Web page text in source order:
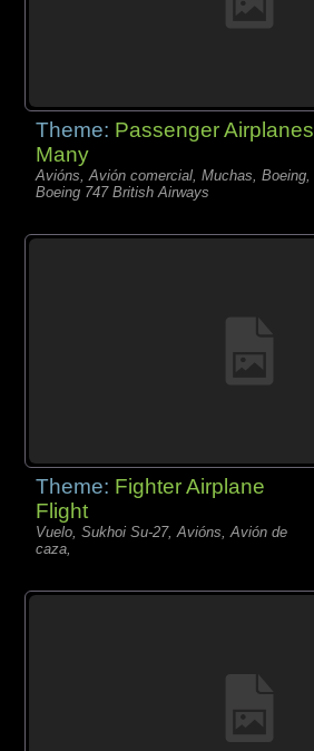
Theme: Passenger Airplanes
Many
Avións, Avión comercial, Muchas, Boeing,
Boeing 747 British Airways
Theme: Fighter Airplane
Flight
Vuelo, Sukhoi Su-27, Avións, Avión de
caza,